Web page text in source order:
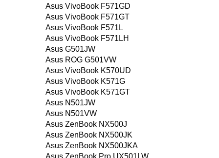
Asus VivoBook F571GD
Asus VivoBook F571GT
Asus VivoBook F571L
Asus VivoBook F571LH
Asus G501JW
Asus ROG G501VW
Asus VivoBook K570UD
Asus VivoBook K571G
Asus VivoBook K571GT
Asus N501JW
Asus N501VW
Asus ZenBook NX500J
Asus ZenBook NX500JK
Asus ZenBook NX500JKA
Asus ZenBook Pro UX501LW